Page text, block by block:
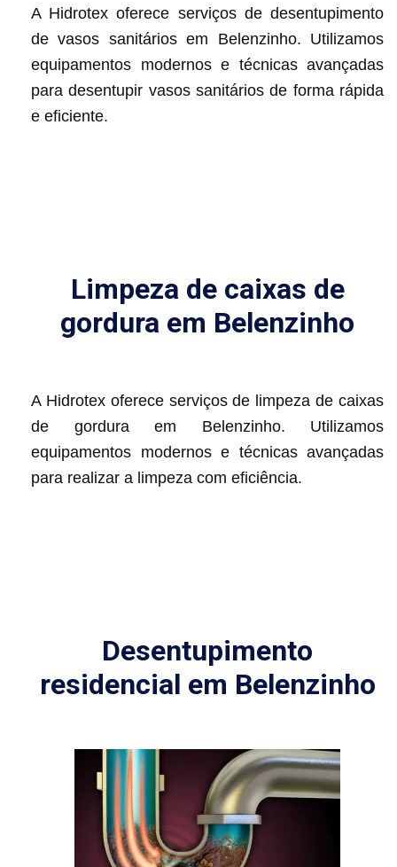
A Hidrotex oferece serviços de desentupimento
de vasos sanitários em Belenzinho. Utilizamos
equipamentos modernos e técnicas avançadas
para desentupir vasos sanitários de forma rápida
e eficiente.
Limpeza de caixas de
gordura em Belenzinho
A Hidrotex oferece serviços de limpeza de caixas
de gordura em Belenzinho. Utilizamos
equipamentos modernos e técnicas avançadas
para realizar a limpeza com eficiência.
Desentupimento
residencial em Belenzinho